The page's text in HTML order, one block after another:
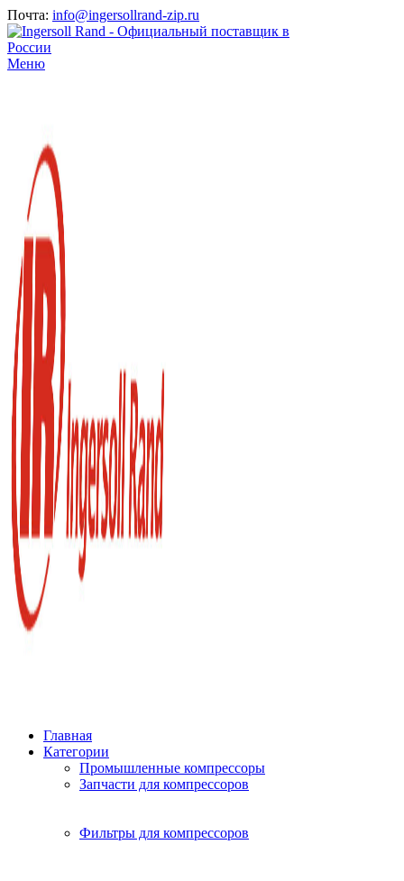
Почта: info@ingersollrand-zip.ru
Меню
Главная
Категории
Промышленные компрессоры
Запчасти для компрессоров
Фильтры для компрессоров